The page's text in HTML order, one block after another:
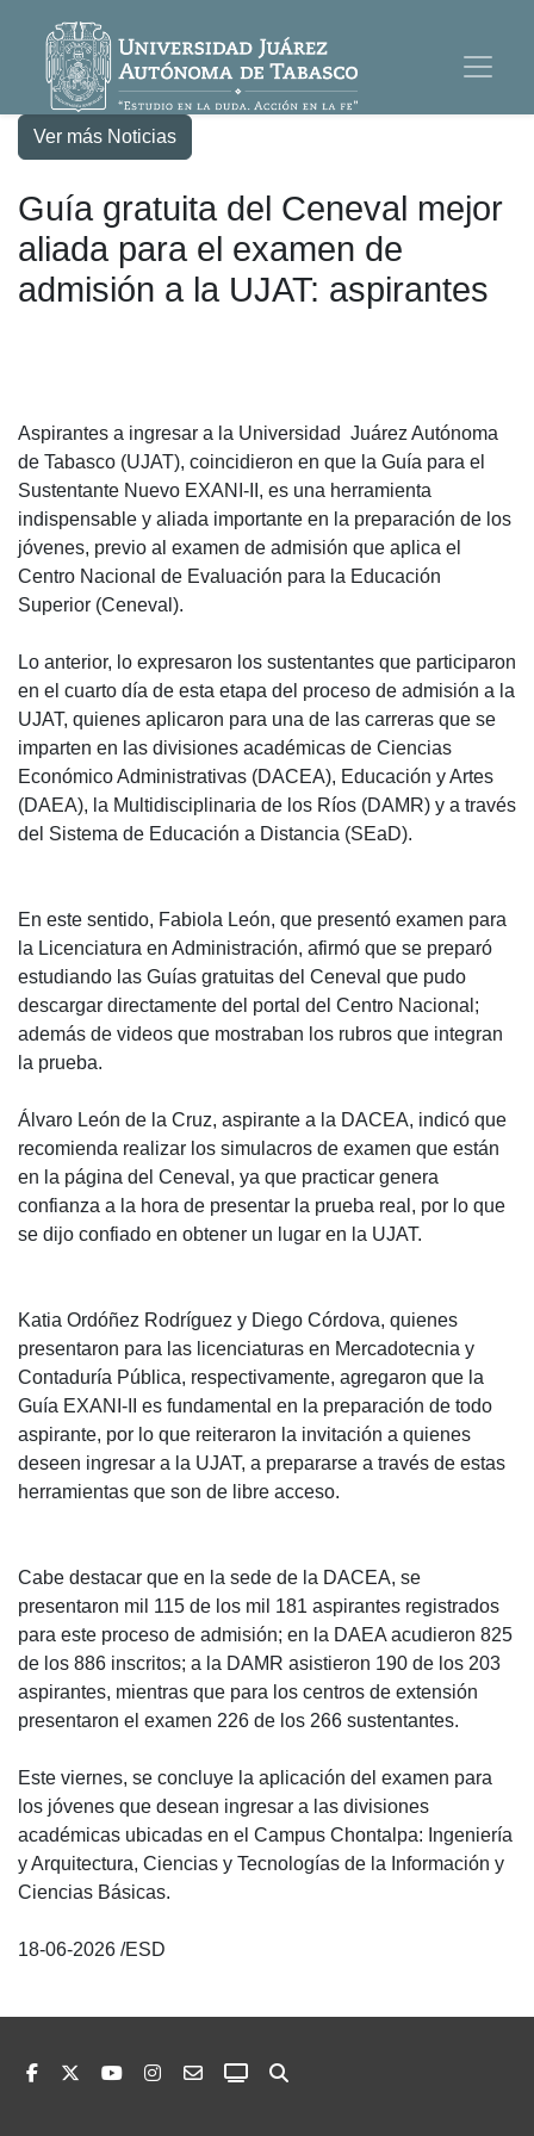
Ver más Noticias
Guía gratuita del Ceneval mejor
aliada para el examen de
admisión a la UJAT: aspirantes
Aspirantes a ingresar a la Universidad Juárez Autónoma
de Tabasco (UJAT), coincidieron en que la Guía para el
Sustentante Nuevo EXANI-II, es una herramienta
indispensable y aliada importante en la preparación de los
jóvenes, previo al examen de admisión que aplica el
Centro Nacional de Evaluación para la Educación
Superior (Ceneval).
Lo anterior, lo expresaron los sustentantes que participaron
en el cuarto día de esta etapa del proceso de admisión a la
UJAT, quienes aplicaron para una de las carreras que se
imparten en las divisiones académicas de Ciencias
Económico Administrativas (DACEA), Educación y Artes
(DAEA), la Multidisciplinaria de los Ríos (DAMR) y a través
del Sistema de Educación a Distancia (SEaD).
En este sentido, Fabiola León, que presentó examen para
la Licenciatura en Administración, afirmó que se preparó
estudiando las Guías gratuitas del Ceneval que pudo
descargar directamente del portal del Centro Nacional;
además de videos que mostraban los rubros que integran
la prueba.
Álvaro León de la Cruz, aspirante a la DACEA, indicó que
recomienda realizar los simulacros de examen que están
en la página del Ceneval, ya que practicar genera
confianza a la hora de presentar la prueba real, por lo que
se dijo confiado en obtener un lugar en la UJAT.
Katia Ordóñez Rodríguez y Diego Córdova, quienes
presentaron para las licenciaturas en Mercadotecnia y
Contaduría Pública, respectivamente, agregaron que la
Guía EXANI-II es fundamental en la preparación de todo
aspirante, por lo que reiteraron la invitación a quienes
deseen ingresar a la UJAT, a prepararse a través de estas
herramientas que son de libre acceso.
Cabe destacar que en la sede de la DACEA, se
presentaron mil 115 de los mil 181 aspirantes registrados
para este proceso de admisión; en la DAEA acudieron 825
de los 886 inscritos; a la DAMR asistieron 190 de los 203
aspirantes, mientras que para los centros de extensión
presentaron el examen 226 de los 266 sustentantes.
Este viernes, se concluye la aplicación del examen para
los jóvenes que desean ingresar a las divisiones
académicas ubicadas en el Campus Chontalpa: Ingeniería
y Arquitectura, Ciencias y Tecnologías de la Información y
Ciencias Básicas.
18-06-2026 /ESD